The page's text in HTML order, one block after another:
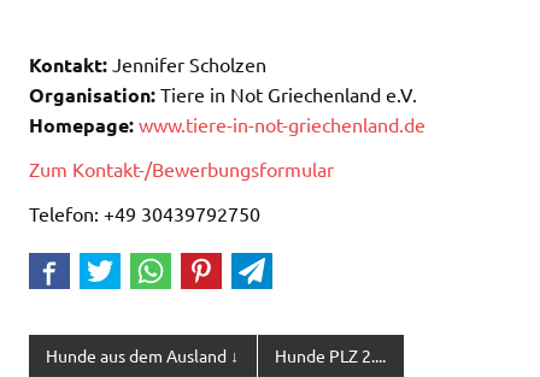
Kontakt: Jennifer Scholzen
Organisation: Tiere in Not Griechenland e.V.
Homepage: www.tiere-in-not-griechenland.de
Zum Kontakt-/Bewerbungsformular
Telefon: +49 30439792750
Hunde aus dem Ausland ↓ Hunde PLZ 2....